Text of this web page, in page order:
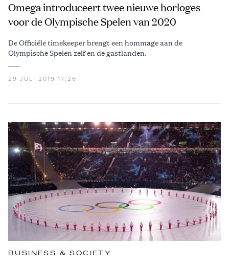
Omega introduceert twee nieuwe horloges
voor de Olympische Spelen van 2020
De Officiële timekeeper brengt een hommage aan de
Olympische Spelen zelf en de gastlanden.
29 JULI 2019 17:26
BUSINESS & SOCIETY